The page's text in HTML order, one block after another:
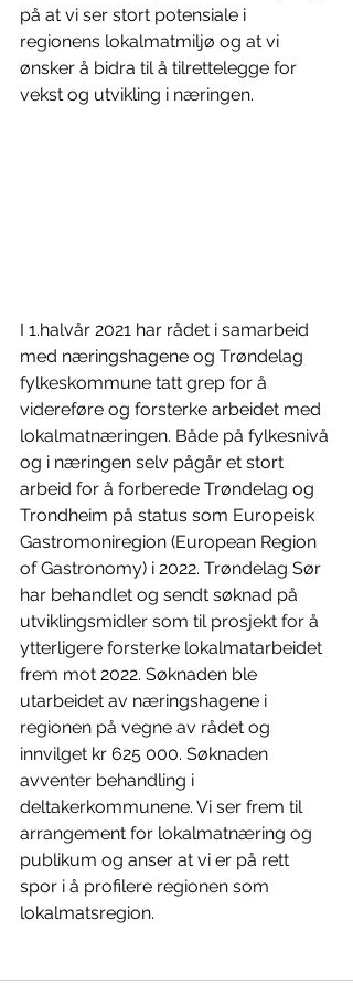
på at vi ser stort potensiale i
regionens lokalmatmiljø og at vi
ønsker å bidra til å tilrettelegge for
vekst og utvikling i næringen.
I 1.halvår 2021 har rådet i samarbeid
med næringshagene og Trøndelag
fylkeskommune tatt grep for å
videreføre og forsterke arbeidet med
lokalmatnæringen. Både på fylkesnivå
og i næringen selv pågår et stort
arbeid for å forberede Trøndelag og
Trondheim på status som Europeisk
Gastromoniregion (European Region
of Gastronomy) i 2022. Trøndelag Sør
har behandlet og sendt søknad på
utviklingsmidler som til prosjekt for å
ytterligere forsterke lokalmatarbeidet
frem mot 2022. Søknaden ble
utarbeidet av næringshagene i
regionen på vegne av rådet og
innvilget kr 625 000. Søknaden
avventer behandling i
deltakerkommunene. Vi ser frem til
arrangement for lokalmatnæring og
publikum og anser at vi er på rett
spor i å profilere regionen som
lokalmatsregion.